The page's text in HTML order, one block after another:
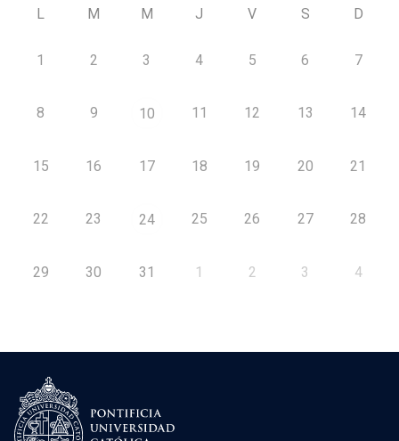
L M M J V S D
1 2 3 4 5 6 7
8 9 10 11 12 13 14
15 16 17 18 19 20 21
22 23 24 25 26 27 28
29 30 31 1 2 3 4